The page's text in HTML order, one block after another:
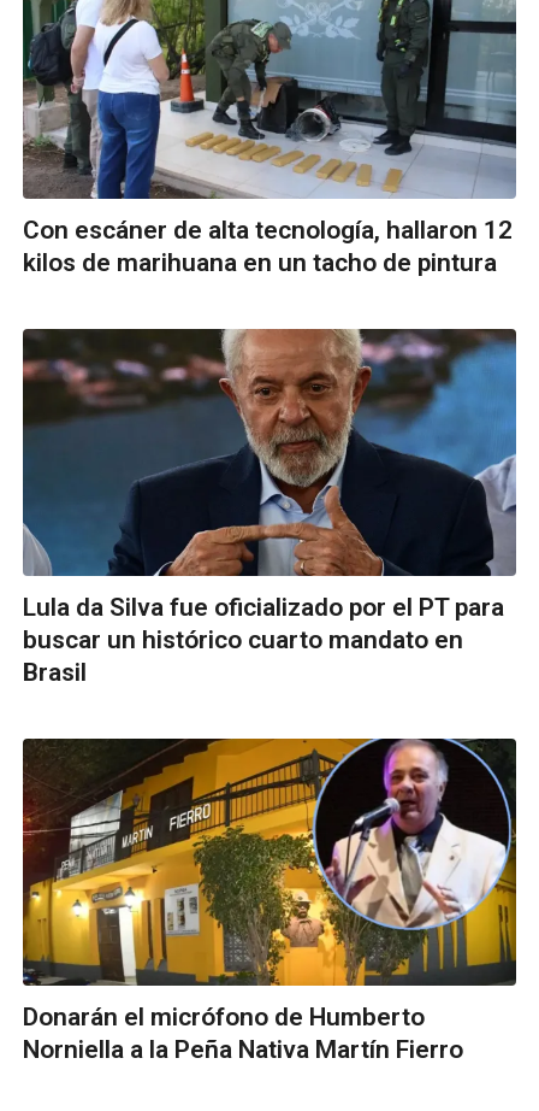
Con escáner de alta tecnología, hallaron 12
kilos de marihuana en un tacho de pintura
Lula da Silva fue oficializado por el PT para
buscar un histórico cuarto mandato en
Brasil
Donarán el micrófono de Humberto
Norniella a la Peña Nativa Martín Fierro